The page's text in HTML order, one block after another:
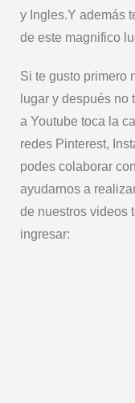
y Ingles.Y además
de este magnifico
Si te gusto primero
lugar y después
a Youtube toca la
redes Pinterest,
podes colaborar
ayudarnos a
de nuestros videos
ingresar: